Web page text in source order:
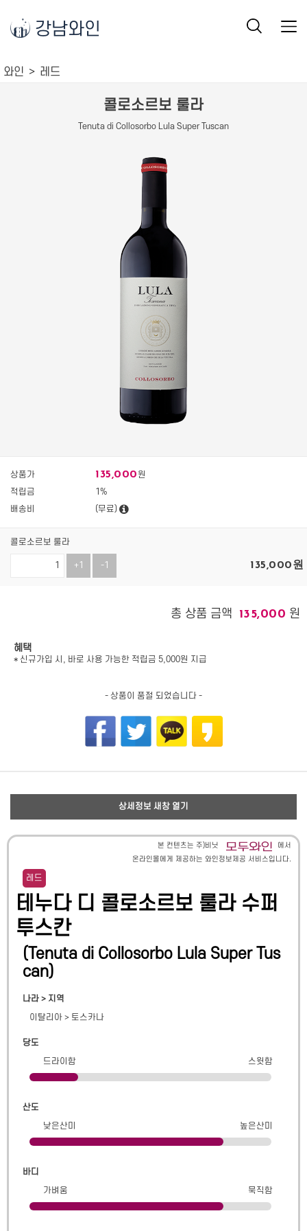
강남와인
와인 레드
콜로소르보 룰라
Tenuta di Collosorbo Lula Super Tuscan
상품가 135,000 원
적립금
1%
배송비
(무료)
콜로소르보 룰라
+1 -1 135,000원
총 상품 금액 135,000 원
혜택
* 신규가입 시, 바로 사용 가능한 적립금 5,000원 지급
- 상품이 품절 되었습니다 -
상세정보 새창 열기
본 컨텐츠는 주)비닛
에서
온라인몰에게 제공하는 와인정보제공 서비스입니다.
레드
테누다 디 콜로소르보 룰라 수퍼
투스칸
(Tenuta di Collosorbo Lula Super Tus
can)
나라 > 지역
이탈리아 > 토스카나
당도
드라이함
스윗함
산도
낮은산미
높은산미
바디
가벼움
묵직함